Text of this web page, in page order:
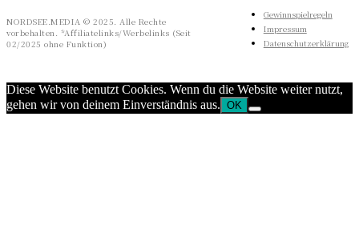
NORDSEE.MEDIA © 2025. Alle Rechte
vorbehalten. *Affiliatelinks/Werbelinks (Seit
02/2025 ohne Funktion)
Gewinnspielregeln
Impressum
Datenschutzerklärung
Diese Website benutzt Cookies. Wenn du die Website weiter nutzt,
gehen wir von deinem Einverständnis aus. OK